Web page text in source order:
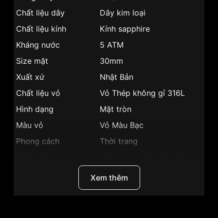
Chất liệu dây
Dây kim loại
Chất liệu kính
Kính sapphire
Kháng nước
5 ATM
Size mặt
30mm
Xuất xứ
Nhật Bản
Chất liệu vỏ
Vỏ Thép không gỉ 316L
Hình dạng
Mặt tròn
Màu vỏ
Vỏ Màu Bạc
Phong cách
Thời trang
6mm
Mặt đen
Xem thêm